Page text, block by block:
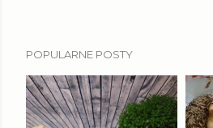
POPULARNE POSTY